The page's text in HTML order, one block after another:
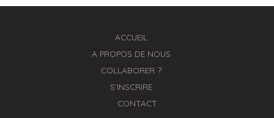
ACCUEIL
A PROPOS DE NOUS
COLLABORER ?
S'INSCRIRE
CONTACT